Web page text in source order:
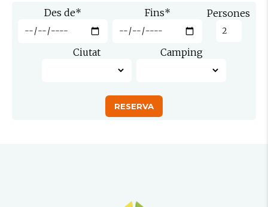
Des de* Fins* Persones
Ciutat Camping